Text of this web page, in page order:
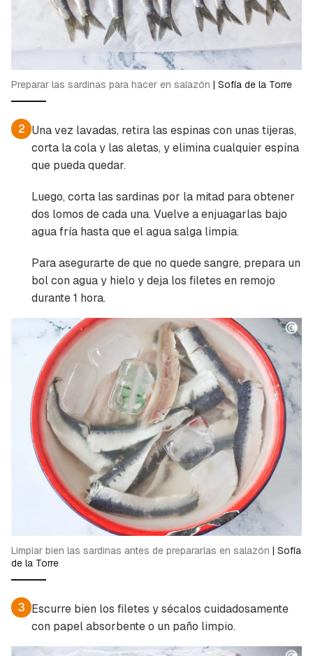
Preparar las sardinas para hacer en salazón | Sofía de la Torre
2 Una vez lavadas, retira las espinas con unas tijeras,
corta la cola y las aletas, y elimina cualquier espina
que pueda quedar.
Luego, corta las sardinas por la mitad para obtener
dos lomos de cada una. Vuelve a enjuagarlas bajo
agua fría hasta que el agua salga limpia.
Para asegurarte de que no quede sangre, prepara un
bol con agua y hielo y deja los filetes en remojo
durante 1 hora.
Limpiar bien las sardinas antes de prepararlas en salazón | Sofía
de la Torre
3 Escurre bien los filetes y sécalos cuidadosamente
con papel absorbente o un paño limpio.